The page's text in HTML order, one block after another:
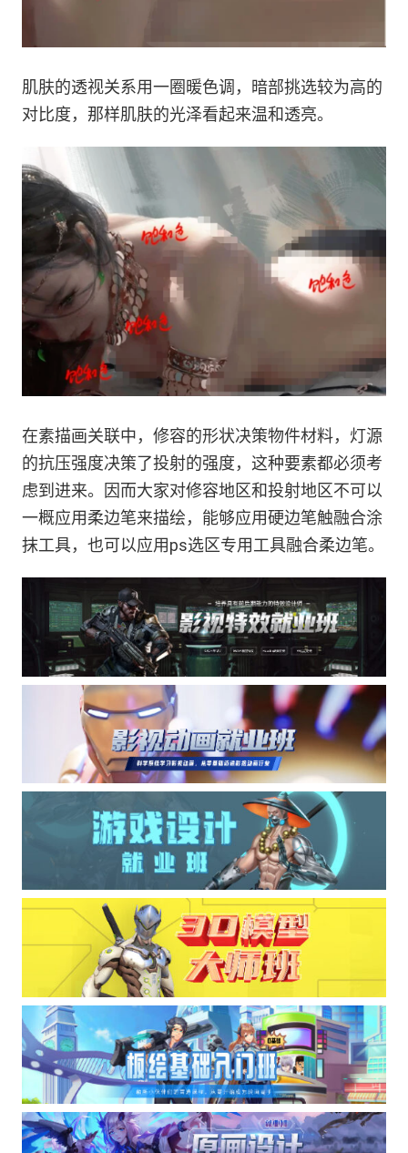
肌肤的透视关系用一圈暖色调，暗部挑选较为高的
对比度，那样肌肤的光泽看起来温和透亮。
在素描画关联中，修容的形状决策物件材料，灯源
的抗压强度决策了投射的强度，这种要素都必须考
虑到进来。因而大家对修容地区和投射地区不可以
一概应用柔边笔来描绘，能够应用硬边笔触融合涂
抹工具，也可以应用ps选区专用工具融合柔边笔。